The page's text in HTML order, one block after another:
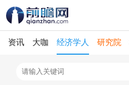
资讯 大咖 经济学人 研究院